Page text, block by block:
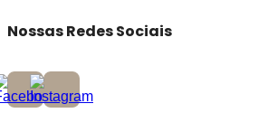
Nossas Redes Sociais